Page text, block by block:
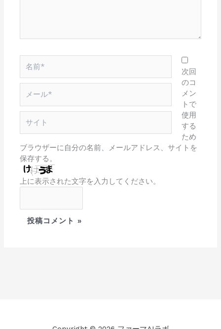
前
*
ー
ル
次回
のコ
メン
トで
使用
する
ため
ブラウザーに自分の名前、メールアドレス、サイトを
保存する。
上に表示された文字を入力してください。